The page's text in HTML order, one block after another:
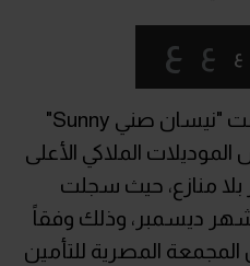
ع ع ع
كما بدأته في الصدارة، اختتمت "نيسان صني Sunny"
عرش الموديلات الملاكي الأعلى
بلا منازع، حيث سجلت
سيارة في شهر ديسمبر، وذلك وفقاً
المصرية للتأمين